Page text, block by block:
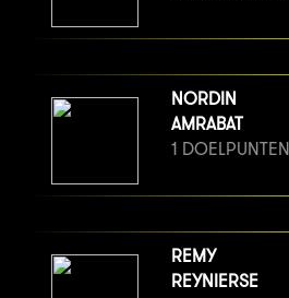
NORDIN
AMRABAT
1 DOELPUNTEN
REMY
REYNIERSE